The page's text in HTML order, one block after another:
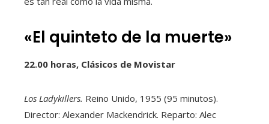
«El quinteto de la muerte»
22.00 horas, Clásicos de Movistar
Los Ladykillers. Reino Unido, 1955 (95 minutos).
Director: Alexander Mackendrick. Reparto: Alec